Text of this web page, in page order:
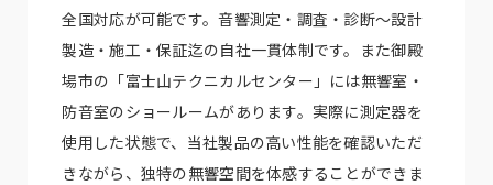
全国対応が可能です。音響測定・調査・診断～設計
製造・施工・保証迄の自社一貫体制です。また御殿
場市の「富士山テクニカルセンター」には無響室・
防音室のショールームがあります。実際に測定器を
使用した状態で、当社製品の高い性能を確認いただ
きながら、独特の無響空間を体感することができま